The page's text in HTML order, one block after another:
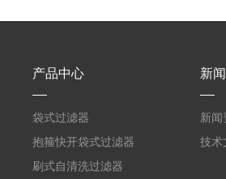
产品中心
袋式过滤器
抱箍快开袋式过滤器
刷式自清洗过滤器
新
新闻
技术